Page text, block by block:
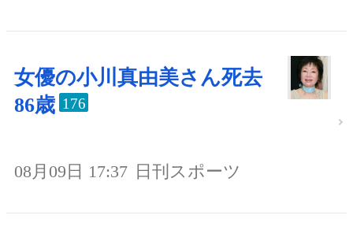
女優の小川真由美さん死去
86歳 176
08月09日 17:37 日刊スポーツ